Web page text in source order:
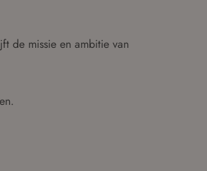
de missie en ambitie van